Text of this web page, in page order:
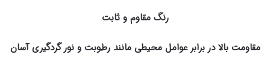
رنگ مقاوم و ثابت
مقاومت بالا در برابر عوامل محیطی مانند رطوبت و نور گردگیری آسان